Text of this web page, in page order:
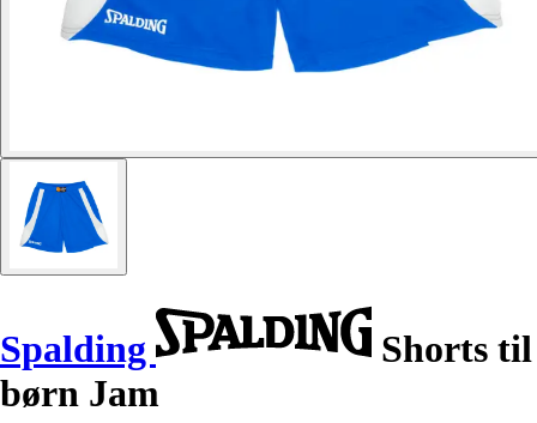
Spalding
Shorts til
børn Jam